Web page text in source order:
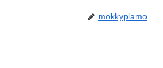
mokkyplamo